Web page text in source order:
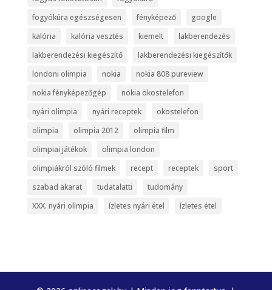
fogyókúra egészségesen
fényképező
google
kalória
kalória vesztés kiemelt
lakberendezés
lakberendezési kiegészítő
lakberendezési kiegészítők
londoni olimpia
nokia
nokia 808 pureview
nokia fényképezőgép
nokia okostelefon
nyári olimpia
nyári receptek
okostelefon
olimpia
olimpia 2012
olimpia film
olimpiai játékok
olimpia london
olimpiákról szóló filmek
recept receptek
sport
szabad akarat
tudatalatti
tudomány
XXX. nyári olimpia
ízletes nyári étel ízletes étel